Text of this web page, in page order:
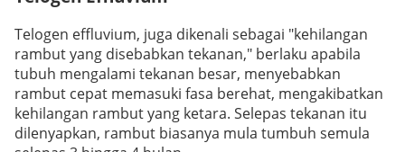
Telogen effluvium, juga dikenali sebagai "kehilangan
rambut yang disebabkan tekanan," berlaku apabila
tubuh mengalami tekanan besar, menyebabkan
rambut cepat memasuki fasa berehat, mengakibatkan
kehilangan rambut yang ketara. Selepas tekanan itu
dilenyapkan, rambut biasanya mula tumbuh semula